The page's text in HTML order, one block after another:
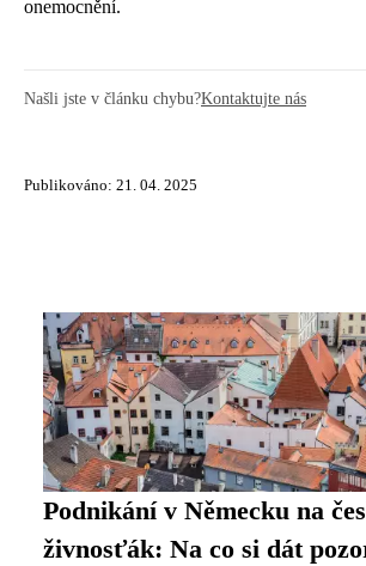
onemocnění.
Našli jste v článku chybu?Kontaktujte nás
Publikováno: 21. 04. 2025
Podnikání v Německu na
živnosťák: Na co si dát